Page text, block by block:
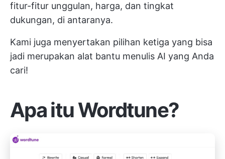
fitur-fitur unggulan, harga, dan tingkat
dukungan, di antaranya.
Kami juga menyertakan pilihan ketiga yang bisa
jadi merupakan alat bantu menulis AI yang Anda
cari!
Apa itu Wordtune?